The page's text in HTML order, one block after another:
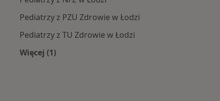
Pediatrzy z PZU Zdrowie w Łodzi
Pediatrzy z TU Zdrowie w Łodzi
Więcej (1)